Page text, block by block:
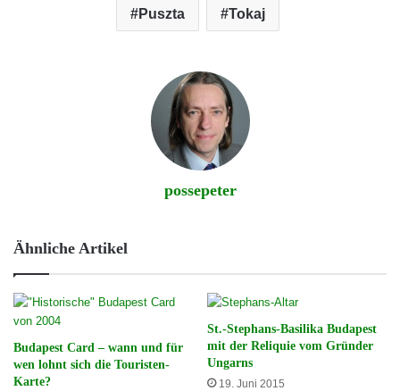
Puszta Tokaj
possepeter
Ähnliche Artikel
Budapest Card – wann und für
wen lohnt sich die Touristen-
Karte?
St.-Stephans-Basilika Budapest
mit der Reliquie vom Gründer
Ungarns
19. Juni 2015